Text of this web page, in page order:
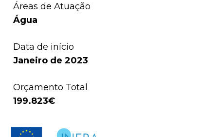
Áreas de Atuação
Água
Data de início
Janeiro de 2023
Orçamento Total
199.823€